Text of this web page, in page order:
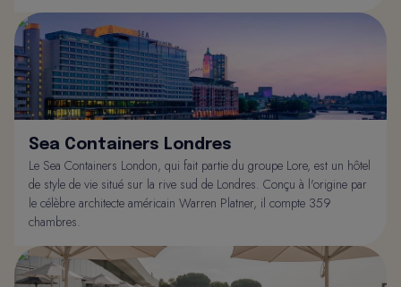
Sea Containers Londres
Le Sea Containers London, qui fait partie du groupe Lore, est un hôtel
de style de vie situé sur la rive sud de Londres. Conçu à l'origine par
le célèbre architecte américain Warren Platner, il compte 359
chambres.